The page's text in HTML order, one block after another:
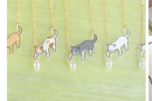
商品情報
素材：白玉髄
サイズ：横1.7cm×幅0.6cm×高
ン部分を含めると合計2.8cm）